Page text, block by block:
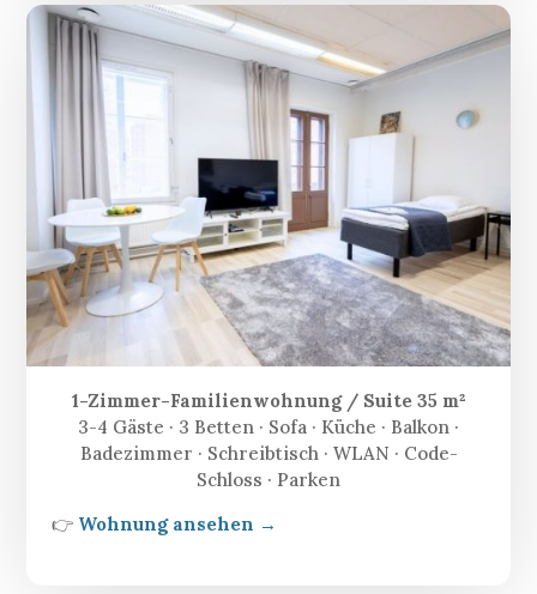
1-Zimmer-Familienwohnung / Suite 35 m²
3-4 Gäste · 3 Betten · Sofa · Küche · Balkon ·
Badezimmer · Schreibtisch · WLAN · Code-
Schloss · Parken
👉 Wohnung ansehen →